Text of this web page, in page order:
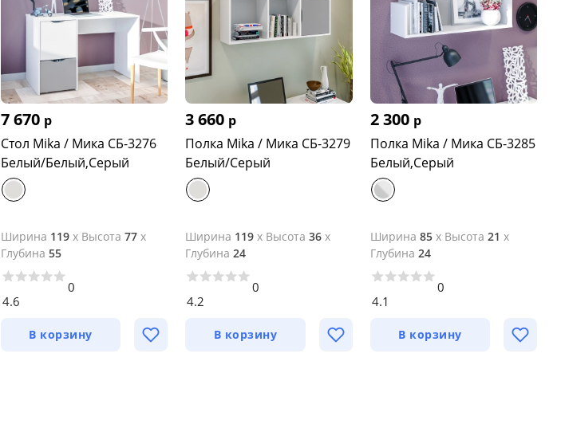
7 670 р
Стол Mika / Мика СБ-3276
Белый/Белый,Серый
Ширина 119x Высота 77x
Глубина 55
4.6
0
В корзину
3 660 р
Полка Mika / Мика СБ-3279
Белый/Серый
Ширина 119 x Высота 36 x
Глубина 24
4.2
0
В корзину
2 300 р
Полка Mika / Мика СБ-3285
Белый,Серый
Ширина 85x Высота 21 x
Глубина 24
4.1
0
В корзину